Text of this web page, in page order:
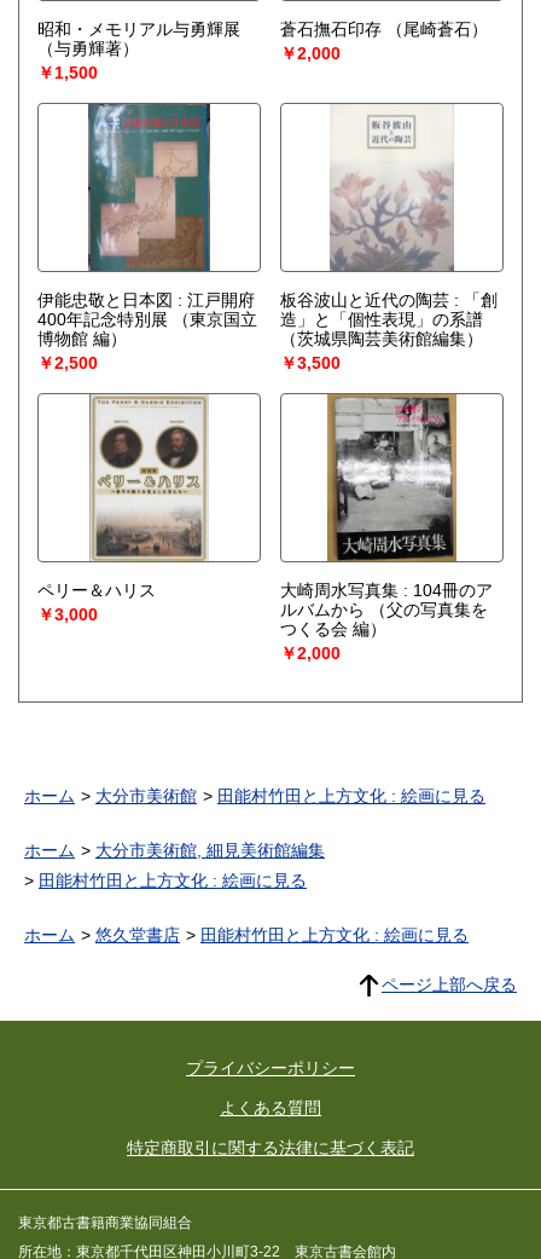
昭和・メモリアル与勇輝展
（与勇輝著）
￥1,500
蒼石撫石印存
（尾崎蒼石）
￥2,000
伊能忠敬と日本図 : 江戸開府
400年記念特別展
（東京国立
博物館 編）
￥2,500
板谷波山と近代の陶芸 : 「創
造」と「個性表現」の系譜
（茨城県陶芸美術館編集）
￥3,500
ペリー＆ハリス
￥3,000
大崎周水写真集 : 104冊のア
ルバムから
（父の写真集を
つくる会 編）
￥2,000
ホーム 大分市美術館 田能村竹田と上方文化 : 絵画に見る
ホーム
大分市美術館, 細見美術館編集
田能村竹田と上方文化 : 絵画に見る
ホーム 悠久堂書店 田能村竹田と上方文化 : 絵画に見る
ページ上部へ戻る
プライバシーポリシー
よくある質問
特定商取引に関する法律に基づく表記
東京都古書籍商業協同組合
所在地：東京都千代田区神田小川町3-22 東京古書会館内